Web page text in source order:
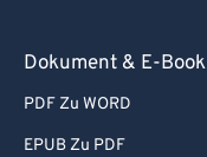
Dokument & E-Book
PDF Zu WORD
EPUB Zu PDF